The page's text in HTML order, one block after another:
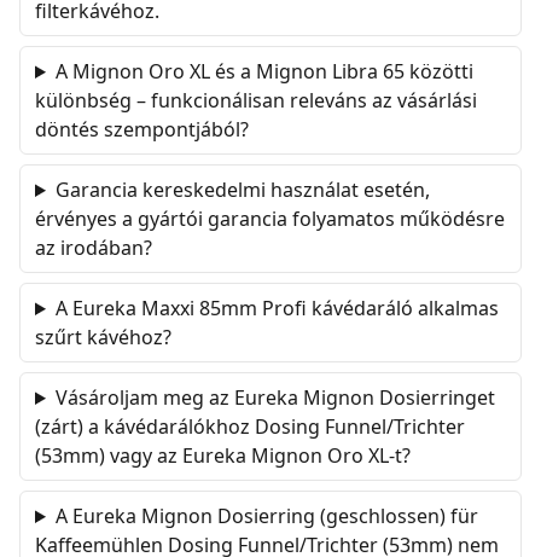
filterkávéhoz.
A Mignon Oro XL és a Mignon Libra 65 közötti
különbség – funkcionálisan releváns az vásárlási
döntés szempontjából?
Garancia kereskedelmi használat esetén,
érvényes a gyártói garancia folyamatos működésre
az irodában?
A Eureka Maxxi 85mm Profi kávédaráló alkalmas
szűrt kávéhoz?
Vásároljam meg az Eureka Mignon Dosierringet
(zárt) a kávédarálókhoz Dosing Funnel/Trichter
(53mm) vagy az Eureka Mignon Oro XL-t?
A Eureka Mignon Dosierring (geschlossen) für
Kaffeemühlen Dosing Funnel/Trichter (53mm) nem